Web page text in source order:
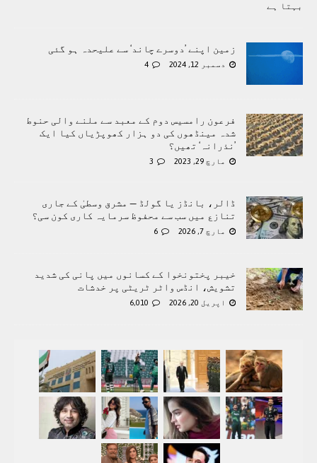
بہتا ہے
زمین اپنے ’دوسرے چاند‘ سے علیحدہ ہو گئی
دسمبر 12, 2024 4
فرعون رامسیس دوم کے معبد سے ملنے والی حنوط
شدہ مینڈھوں کی دو ہزار کھوپڑیاں کیا ایک
’نذرانہ‘ تھیں؟
مارچ 29, 2023 3
ڈالر، بانڈز یا گولڈ — مشرق وسطیٰ کے جاری
تنازع میں سب سے محفوظ سرمایہ کاری کون سی؟
مارچ 7, 2026 6
خیبر پختونخوا کے کسانوں میں پانی کی شدید
تشویش، انڈس واٹر ٹریٹی پر خدشات
اپریل 20, 2026 6,010